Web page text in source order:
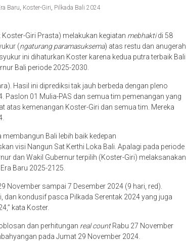
Baru, Koster-Giri, Pilkada Bali 2024
Giri Prasta) melakukan kegiatan mebhaktidi 58
(ngaturang paramasuksema) atas restu dan anugerah
ini dihaturkan Koster karena kedua putra terbaik Bali
Bali periode 2025-2030.
Hasil ini diprediksi tak jauh berbeda dengan pleno
Paslon 01 Mulia-PAS dan semua tim pemenangan yang
atas kemenangan Koster-Giri dan semua tim. Mereka
Bali lebih baik kedepan
visi Nangun Sat Kerthi Loka Bali. Apalagi pada periode
dan Wakil Gubernur terpilih (Koster-Giri) melaksanakan
Baru 2025-2125.
November sampai 7 Desember 2024 (9 hari, red).
dan kondusif pasca Pilkada Serentak 2024 yang juga
kata Koster.
dan perhitungan real countRabu 27 November
pada Jumat 29 November 2024.